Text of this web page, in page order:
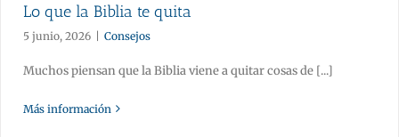
Lo que la Biblia te quita
5 junio, 2026 Consejos
Muchos piensan que la Biblia viene a quitar cosas de [...]
Más información